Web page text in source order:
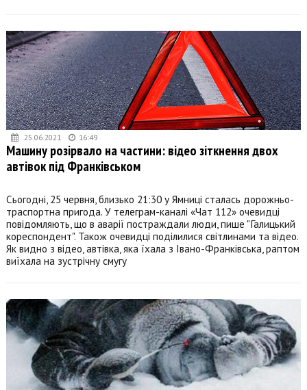
25.06.2021 16:49
Машину розірвало на частини: відео зіткнення двох
автівок під Франківськом
Сьогодні, 25 червня, близько 21:30 у Ямниці сталась дорожньо-
траспортна пригода. У телеграм-каналі «Чат 112» очевидці
повідомляють, що в аварії постраждали люди, пише "Галицький
кореспондент". Також очевидці поділилися світлинами та відео.
Як видно з відео, автівка, яка їхала з Івано-Франківська, раптом
виїхала на зустрічну смугу